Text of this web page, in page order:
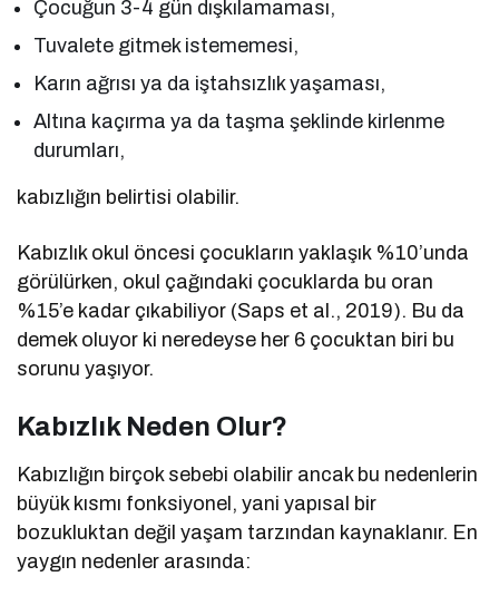
Çocuğun 3-4 gün dışkılamaması,
Tuvalete gitmek istememesi,
Karın ağrısı ya da iştahsızlık yaşaması,
Altına kaçırma ya da taşma şeklinde kirlenme
durumları,
kabızlığın belirtisi olabilir.
Kabızlık okul öncesi çocukların yaklaşık %10’unda
görülürken, okul çağındaki çocuklarda bu oran
%15’e kadar çıkabiliyor (Saps et al., 2019). Bu da
demek oluyor ki neredeyse her 6 çocuktan biri bu
sorunu yaşıyor.
Kabızlık Neden Olur?
Kabızlığın birçok sebebi olabilir ancak bu nedenlerin
büyük kısmı fonksiyonel, yani yapısal bir
bozukluktan değil yaşam tarzından kaynaklanır. En
yaygın nedenler arasında: